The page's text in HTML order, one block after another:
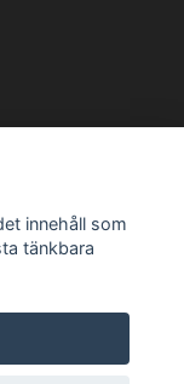
Prenumerera
innehåll som
tänkbara